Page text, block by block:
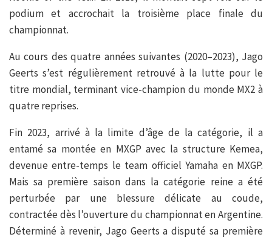
podium et accrochait la troisième place finale du
championnat.
Au cours des quatre années suivantes (2020–2023), Jago
Geerts s’est régulièrement retrouvé à la lutte pour le
titre mondial, terminant vice-champion du monde MX2 à
quatre reprises.
Fin 2023, arrivé à la limite d’âge de la catégorie, il a
entamé sa montée en MXGP avec la structure Kemea,
devenue entre-temps le team officiel Yamaha en MXGP.
Mais sa première saison dans la catégorie reine a été
perturbée par une blessure délicate au coude,
contractée dès l’ouverture du championnat en Argentine.
Déterminé à revenir, Jago Geerts a disputé sa première